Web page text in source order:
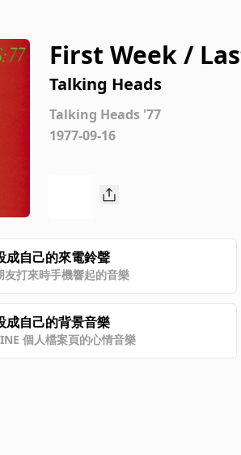
First Week /
Talking Heads
Talking Heads '77
1977-09-16
成自己的來電鈴聲
友打來時手機響起的音樂
成自己的背景音樂
個人檔案頁的心情音樂